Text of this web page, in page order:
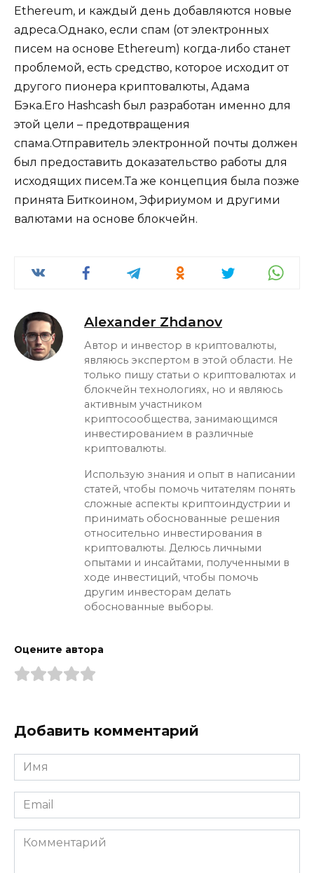
Ethereum, и каждый день добавляются новые
адреса.Однако, если спам (от электронных
писем на основе Ethereum) когда-либо станет
проблемой, есть средство, которое исходит от
другого пионера криптовалюты, Адама
Бэка.Его Hashcash был разработан именно для
этой цели – предотвращения
спама.Отправитель электронной почты должен
был предоставить доказательство работы для
исходящих писем.Та же концепция была позже
принята Биткоином, Эфириумом и другими
валютами на основе блокчейн.
Alexander Zhdanov
Автор и инвестор в криптовалюты,
являюсь экспертом в этой области. Не
только пишу статьи о криптовалютах и
блокчейн технологиях, но и являюсь
активным участником
криптосообщества, занимающимся
инвестированием в различные
криптовалюты.
Использую знания и опыт в написании
статей, чтобы помочь читателям понять
сложные аспекты криптоиндустрии и
принимать обоснованные решения
относительно инвестирования в
криптовалюты. Делюсь личными
опытами и инсайтами, полученными в
ходе инвестиций, чтобы помочь
другим инвесторам делать
обоснованные выборы.
Оцените автора
Добавить комментарий
Имя
*
Email
*
Комментарий